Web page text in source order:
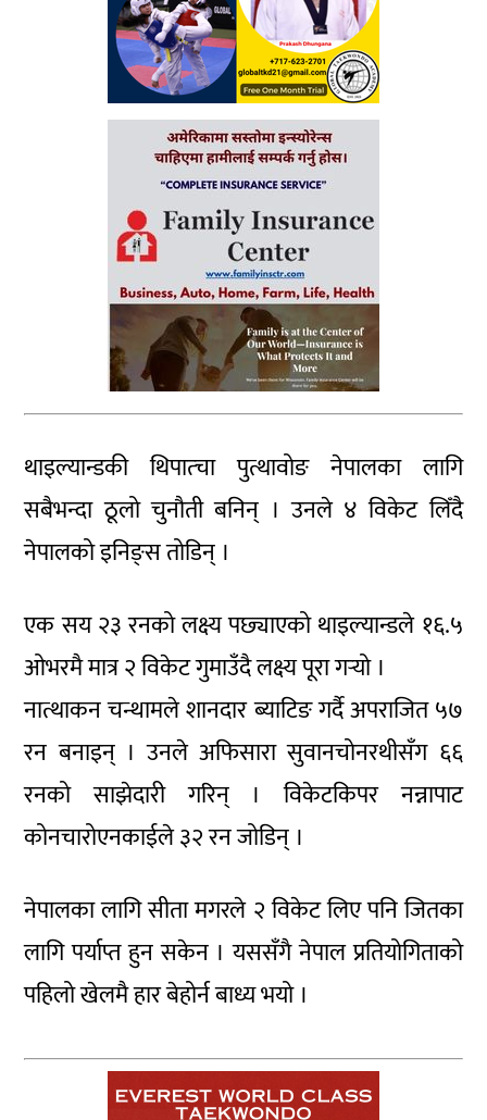
थाइल्यान्डकी थिपात्चा पुत्थावोङ नेपालका लागि
सबैभन्दा ठूलो चुनौती बनिन् । उनले ४ विकेट लिँदै
नेपालको इनिङ्स तोडिन् ।
एक सय २३ रनको लक्ष्य पछ्याएको थाइल्यान्डले १६.५
ओभरमै मात्र २ विकेट गुमाउँदै लक्ष्य पूरा गर्‍यो ।
नात्थाकन चन्थामले शानदार ब्याटिङ गर्दै अपराजित ५७
रन बनाइन् । उनले अफिसारा सुवानचोनरथीसँग ६६
रनको साझेदारी गरिन् । विकेटकिपर नन्नापाट
कोनचारोएनकाईले ३२ रन जोडिन् ।
नेपालका लागि सीता मगरले २ विकेट लिए पनि जितका
लागि पर्याप्त हुन सकेन । यससँगै नेपाल प्रतियोगिताको
पहिलो खेलमै हार बेहोर्न बाध्य भयो ।